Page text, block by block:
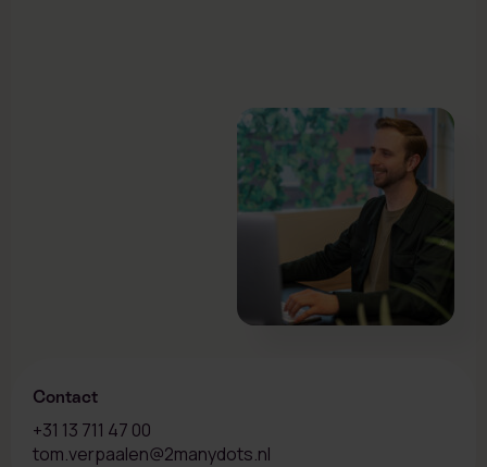
Contact
+31 13 711 47 00
tom.verpaalen@2manydots.nl